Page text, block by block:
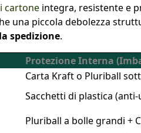
cartone integra, resistente e
una piccola debolezza
spedizione.
Protezione Interna
Carta Kraft o Pluriball
Sacchetti di plastica
Pluriball a bolle grandi +